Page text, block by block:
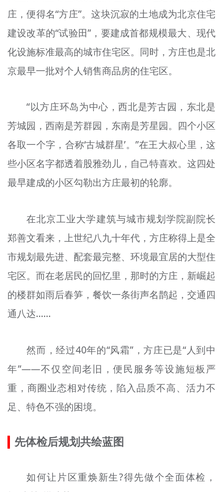
庄，便得名“方庄”。这块沉寂的土地成为北京住宅
建设改革的“试验田”，要建成首都规模最大、现代
化设施标准最高的城市住宅区。同时，方庄也是北
京最早一批对个人销售商品房的住宅区。
“以方庄环岛为中心，西北是芳古园，东北是
芳城园，西南是芳群园，东南是芳星园。四个小区
各取一个字，合称‘古城群星’。”在王大叔心里，这
些小区名字都透着股雅劲儿，自己特喜欢。这四处
最早建成的小区勾勒出方庄最初的轮廓。
在北京工业大学建筑与城市规划学院副院长
郑善文看来， 上世纪八九十年代，方庄称得上是全
市规划最先进、配套最完整、环境最宜居的大型住
宅区。而在老居民的回忆里，那时的方庄，新崛起
的楼群如雨后春笋，餐饮一条街声名鹊起，交通四
通八达……
然而，经过40年的“风霜”，方庄已是“人到中
年”——不仅空间老旧，便民服务等设施短板严
重，商圈业态相对传统，陷入品质不高、活力不
足、特色不强的困境。
先体检后规划共绘蓝图
如何让片区重焕新生?得先做个全面体检，